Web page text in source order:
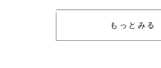
もっとみる